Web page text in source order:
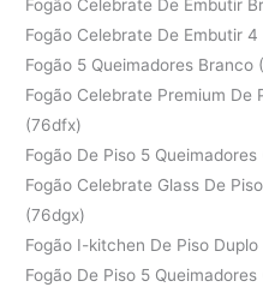
Fogão Celebrate De Embutir
Fogão Celebrate De Embutir
Fogão 5 Queimadores Branco
Fogão Celebrate Premium De
(76dfx)
Fogão De Piso 5
Fogão Celebrate Glass De
(76dgx)
Fogão I-kitchen De Piso
Fogão De Piso 5